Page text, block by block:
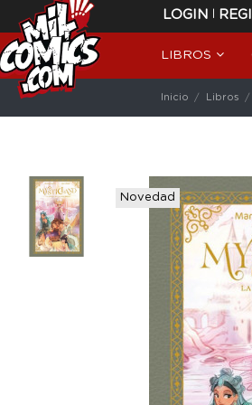
LOGIN |
LIBROS
Inicio Libros
Novedad